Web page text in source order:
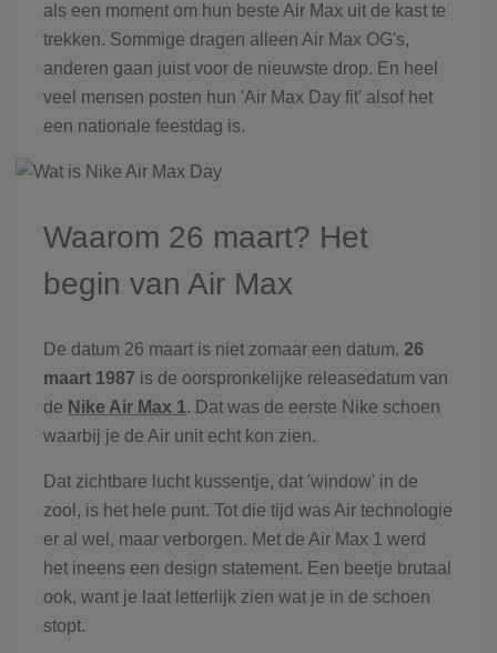
als een moment om hun beste Air Max uit de kast te
trekken. Sommige dragen alleen Air Max OG's,
anderen gaan juist voor de nieuwste drop. En heel
veel mensen posten hun 'Air Max Day fit' alsof het
een nationale feestdag is.
Waarom 26 maart? Het
begin van Air Max
De datum 26 maart is niet zomaar een datum. 26
maart 1987 is de oorspronkelijke releasedatum van
de Nike Air Max 1. Dat was de eerste Nike schoen
waarbij je de Air unit echt kon zien.
Dat zichtbare lucht kussentje, dat 'window' in de
zool, is het hele punt. Tot die tijd was Air technologie
er al wel, maar verborgen. Met de Air Max 1 werd
het ineens een design statement. Een beetje brutaal
ook, want je laat letterlijk zien wat je in de schoen
stopt.